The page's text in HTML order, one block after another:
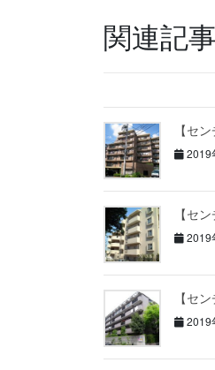
関連記事
【セ
2019
【セ
2019
【セ
2019